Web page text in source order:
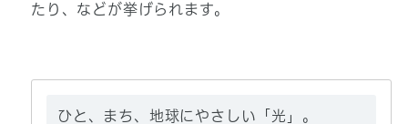
たり、などが挙げられます。
ひと、まち、地球にやさしい「光」。